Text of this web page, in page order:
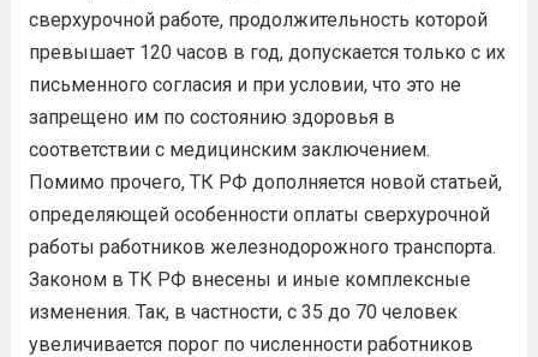
сверхурочной работе, продолжительность которой
превышает 120 часов в год, допускается только с их
письменного согласия и при условии, что это не
запрещено им по состоянию здоровья в
соответствии с медицинским заключением.
Помимо прочего, ТК РФ дополняется новой статьей,
определяющей особенности оплаты сверхурочной
работы работников железнодорожного транспорта.
Законом в ТК РФ внесены и иные комплексные
изменения. Так, в частности, с 35 до 70 человек
увеличивается порог по численности работников